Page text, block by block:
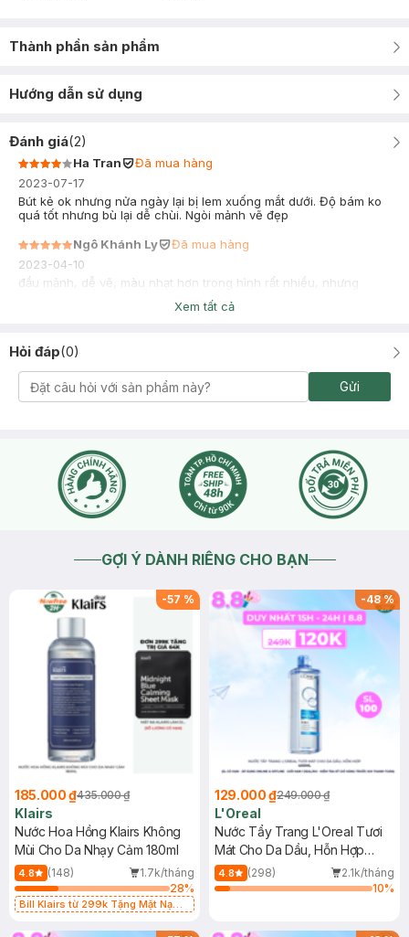
Thành phần sản phẩm
Hướng dẫn sử dụng
Đánh giá(2)
Ha Tran
Đã mua hàng
2023-07-17
Bút kẻ ok nhưng nửa ngày lại bị lem xuống mắt dưới. Độ bám ko
quá tốt nhưng bù lại dễ chùi. Ngòi mảnh vẽ đẹp
Ngô Khánh Ly
Đã mua hàng
2023-04-10
đầu mảnh, dễ vẽ, màu nhạt hơn trong hình rất nhiều, nhưng
Xem tất cả
Hỏi đáp(0)
Gửi
GỢI Ý DÀNH RIÊNG CHO BẠN
-57 %
185.000 ₫435.000 ₫
Klairs
Nước Hoa Hồng Klairs Không
Mùi Cho Da Nhạy Cảm 180ml
4.8 (148)
1.7k/tháng
28%
Bill Klairs từ 299k Tặng Mặt Nạ
25ml (SL Có Hạn)
-48%
129.000 ₫249.000 ₫
L'Oreal
Nước Tẩy Trang L'Oreal Tươi
Mát Cho Da Dầu, Hỗn Hợp
400ml
4.8 (298)
2.1k/tháng
10%